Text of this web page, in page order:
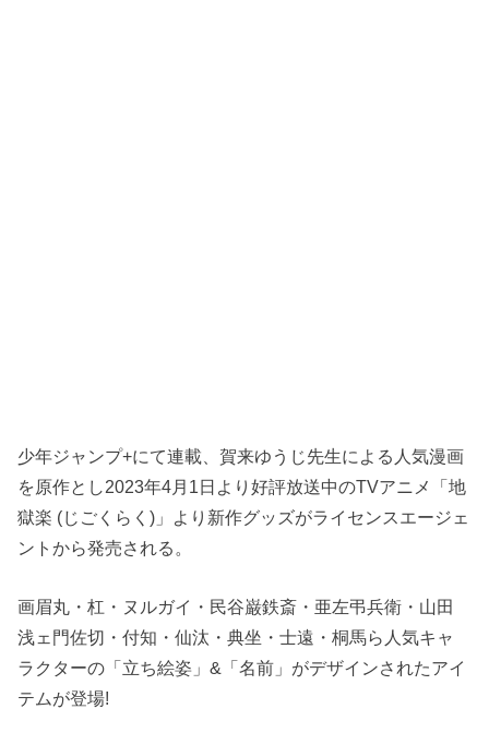
少年ジャンプ+にて連載、賀来ゆうじ先生による人気漫画
を原作とし2023年4月1日より好評放送中のTVアニメ「地
獄楽 (じごくらく)」より新作グッズがライセンスエージェ
ントから発売される。
画眉丸・杠・ヌルガイ・民谷巌鉄斎・亜左弔兵衛・山田
浅ェ門佐切・付知・仙汰・典坐・士遠・桐馬ら人気キャ
ラクターの「立ち絵姿」&「名前」がデザインされたアイ
テムが登場!